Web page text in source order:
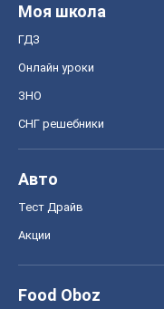
Моя школа
ГДЗ
Онлайн уроки
ЗНО
СНГ решебники
Авто
Тест Драйв
Акции
Food Oboz